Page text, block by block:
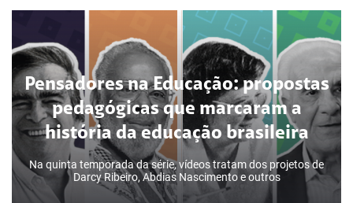
Educação decolonial: confira
possibilidades de abordagem em 12
disciplinas
Pensadores na Educação: propostas
pedagógicas que marcaram a
história da educação brasileira
Na quinta temporada da série, vídeos tratam dos projetos de
Darcy Ribeiro, Abdias Nascimento e outros